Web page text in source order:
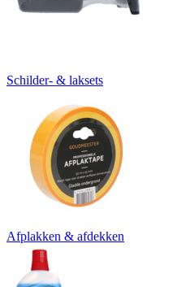
Schilder- & laksets
Afplakken & afdekken